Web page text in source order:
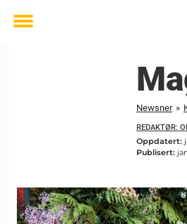
Toggle
Newsner »
REDAKTØR:
Oppdatert:
Publisert: